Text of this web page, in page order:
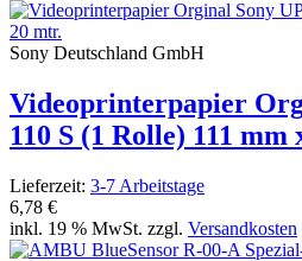
Sony Deutschland GmbH
Videoprinterpapier
110 S (1 Rolle) 111 mm
Lieferzeit: 3-7 Arbeitstage
6,78 €
inkl. 19 % MwSt. zzgl. Versandkosten